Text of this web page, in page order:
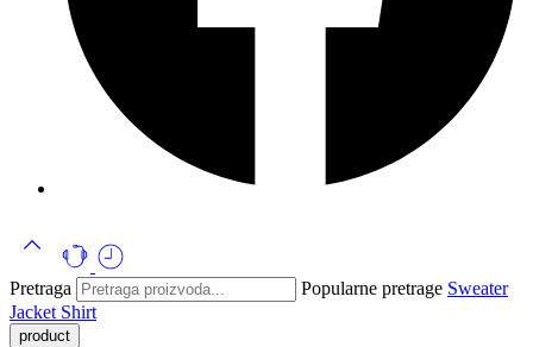
Pretraga Popularne pretrage Sweater
Jacket Shirt